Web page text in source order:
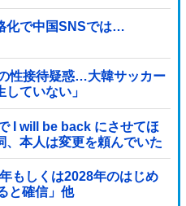
化で中国SNSでは…
性接待疑惑…大韓サッカー
ていない」
I will be back にさせてほ
、本人は変更を頼んでいた
もしくは2028年のはじめ
と確信」他